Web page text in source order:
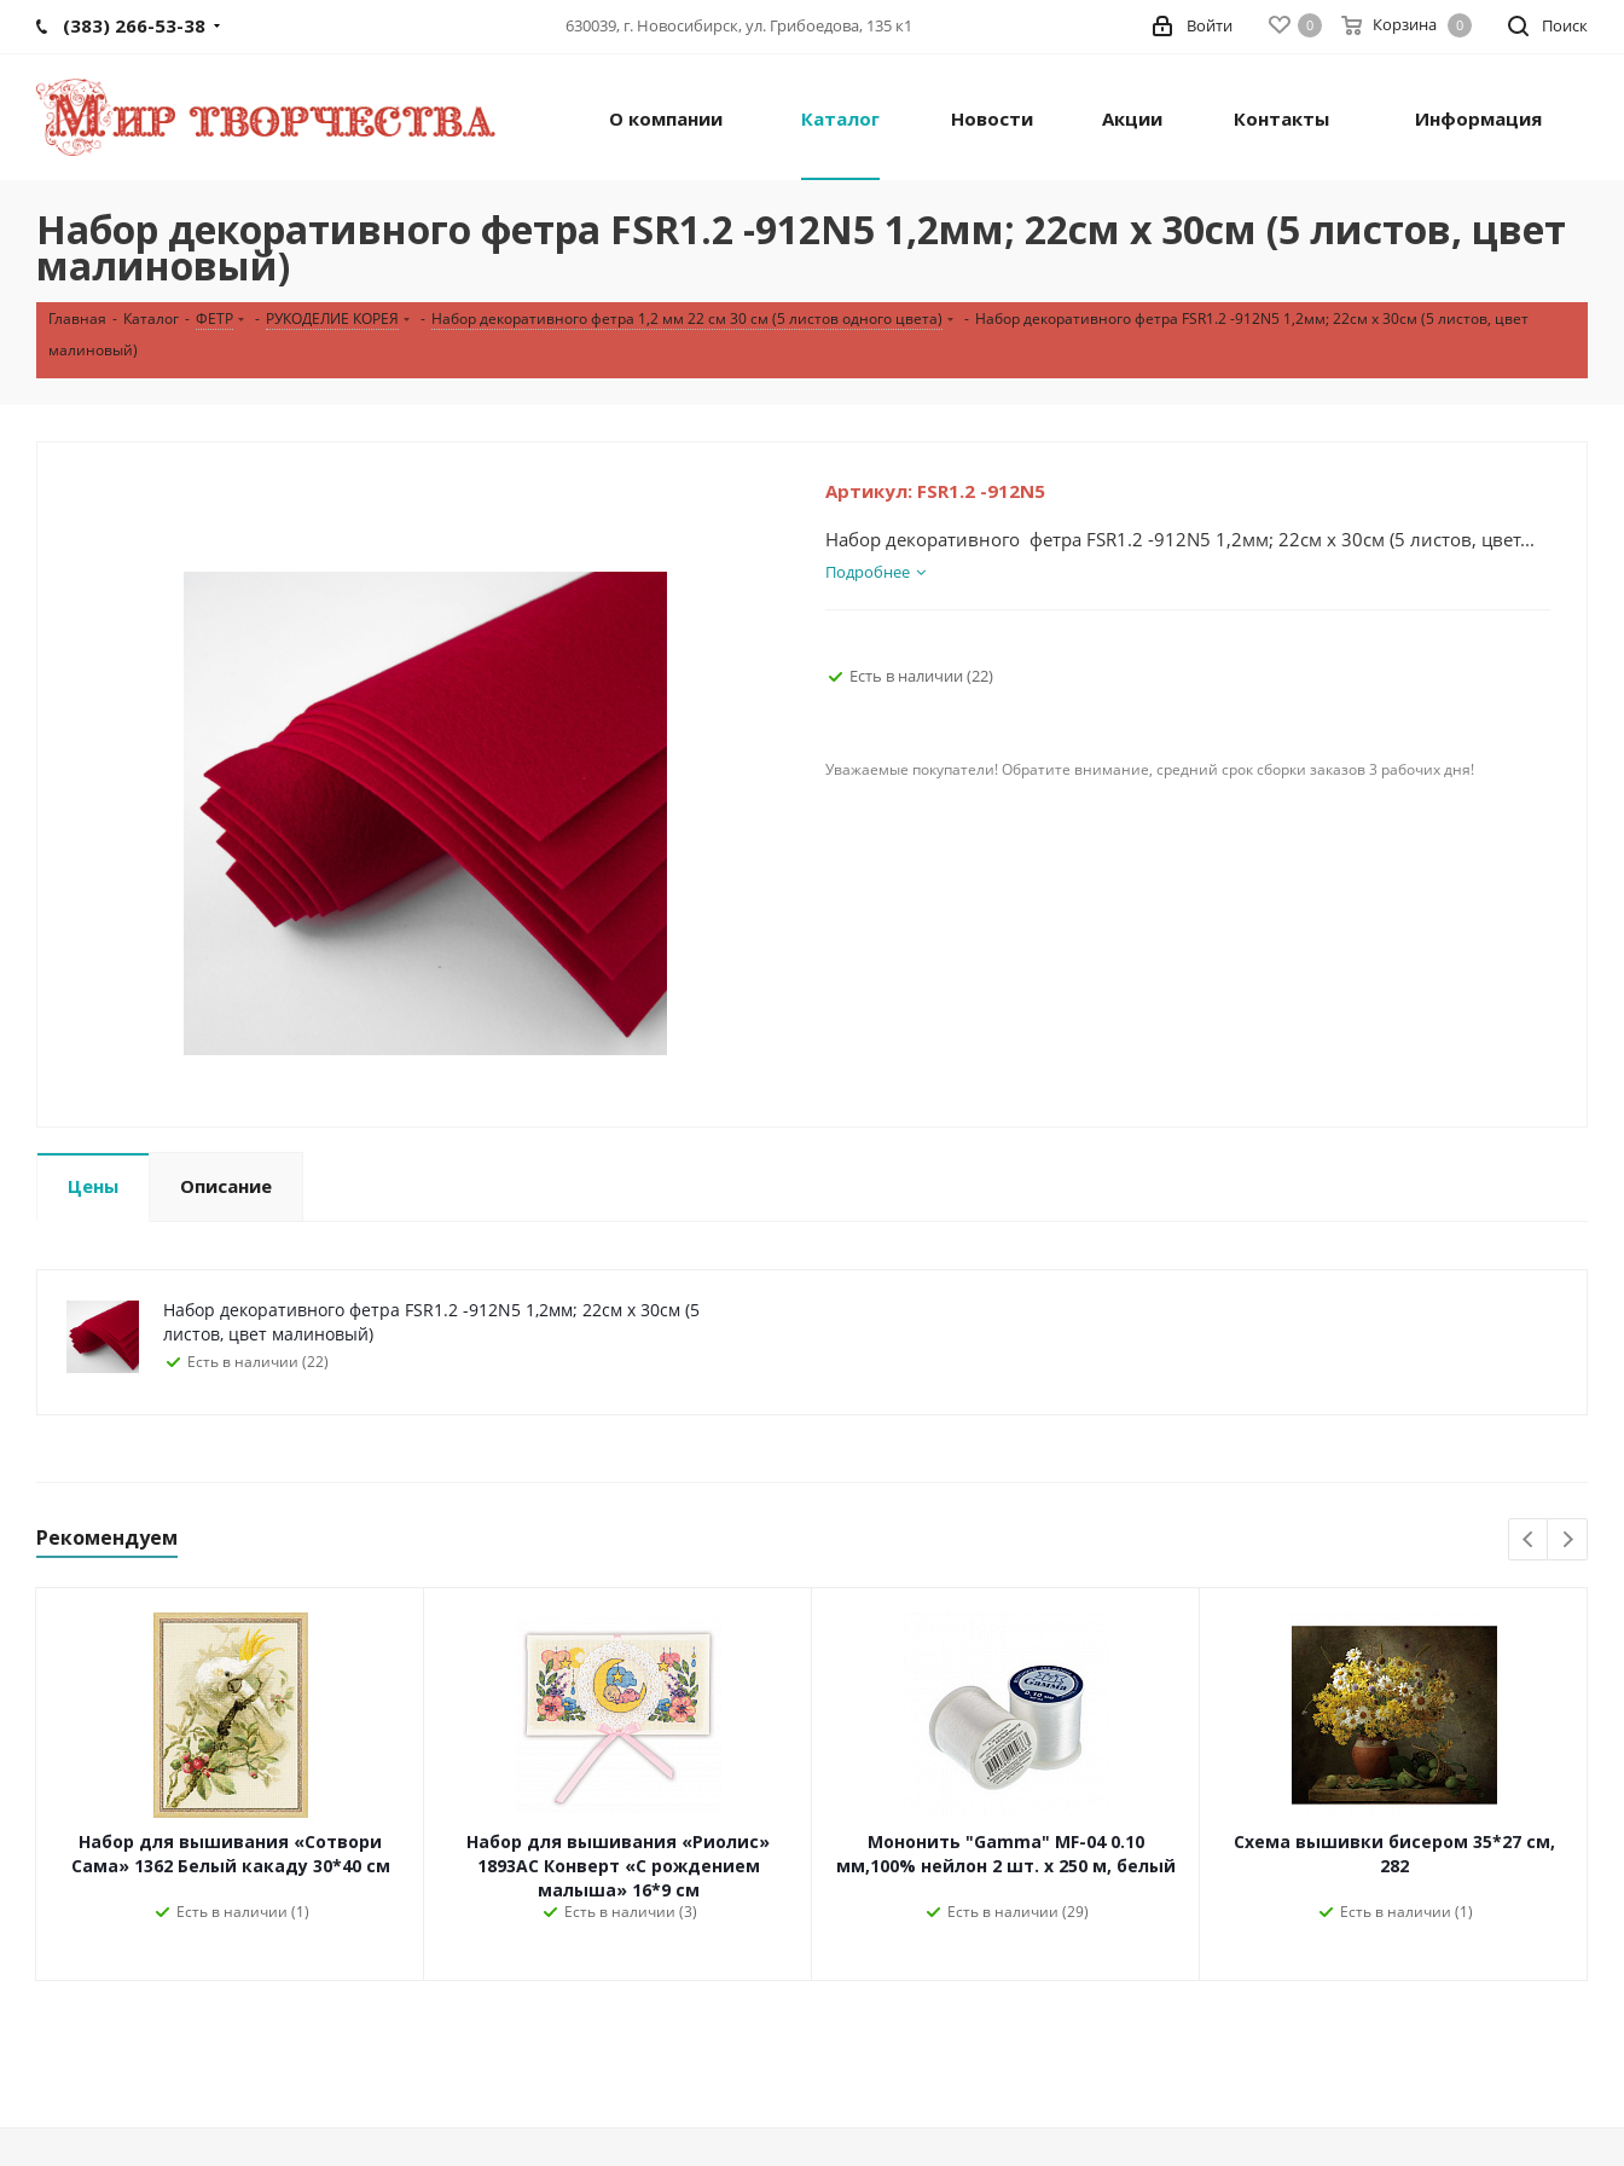
(383) 266-53-38 630039, г. Новосибирск, ул. Грибоедова, 135 к1 Поиск
0 Корзина 0
Войти
О компании Каталог Новости Акции Контакты Информация
Набор декоративного фетра FSR1.2 -912N5 1,2мм; 22см х 30см (5 листов, цвет
малиновый)
Главная - Каталог - ФЕТР - РУКОДЕЛИЕ КОРЕЯ - Набор декоративного фетра 1,2 мм 22 см 30 см (5 листов одного цвета) - Набор декоративного фетра FSR1.2 -912N5 1,2мм; 22см х 30см (5 листов, цвет
малиновый)
Артикул: FSR1.2 -912N5
Набор декоративного фетра FSR1.2 -912N5 1,2мм; 22см х 30см (5 листов, цвет...
Подробнее
Есть в наличии (22)
Уважаемые покупатели! Обратите внимание, средний срок сборки заказов 3 рабочих дня!
Цены Описание
Набор декоративного фетра FSR1.2 -912N5 1,2мм; 22см х 30см (5
листов, цвет малиновый)
Есть в наличии (22)
Рекомендуем
Набор для вышивания «Сотвори
Сама» 1362 Белый какаду 30*40 см
Есть в наличии (1)
Набор для вышивания «Риолис»
1893АС Конверт «С рождением
малыша» 16*9 см
Есть в наличии (3)
Мононить "Gamma" MF-04 0.10
мм,100% нейлон 2 шт. х 250 м, белый
Есть в наличии (29)
Схема вышивки бисером 35*27 см,
282
Есть в наличии (1)